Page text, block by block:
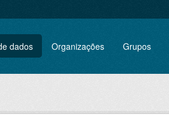
dados Organizações Grupos